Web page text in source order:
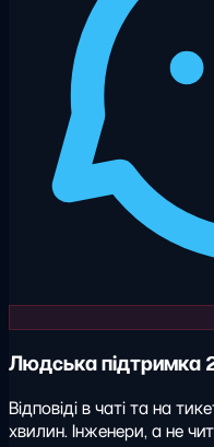
Людська підтримка
Відповіді в чаті та на
хвилин. Інженери, а не